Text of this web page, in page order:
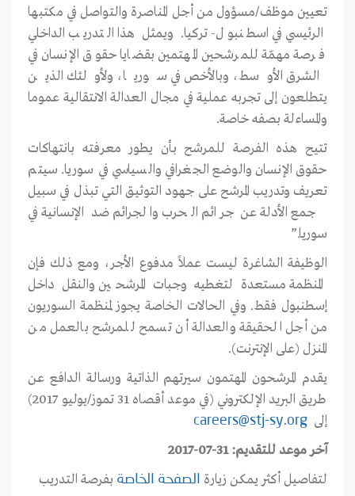
تعيين موظف/مسؤول من أجل المناصرة والتواصل في مكتبها
الرئيسي في اسطنبول- تركيا. ويمثل هذا التدريب الداخلي
فرصة مهمّة للمرشحين المهتمين بقضايا حقوق الإنسان في
الشرق الأوسط، وبالأخص في سوريا، ولأولئك الذين
يتطلعون إلى تجربه عملية في مجال العدالة الانتقالية عموما
والمساءلة بصفه خاصة.
تتيح هذه الفرصة للمرشح بأن يطور معرفته بانتهاكات
حقوق الإنسان والوضع الجغرافي والسياسي في سوريا. سيتم
تعريف وتدريب المرشح على جهود التوثيق التي تبذل في سبيل
جمع الأدلة عن جرائم الحرب والجرائم ضد الإنسانية في
سوريا.”
الوظيفة الشاغرة ليست عملاً مدفوع الأجر، ومع ذلك فإن
المنظمة مستعدة لتغطيه وجبات المرشحين والنقل داخل
إسطنبول فقط. وفي الحالات الخاصة يجوز لمنظمة السوريون
من أجل الحقيقة والعدالة أن تسمح للمرشح بالعمل من
المنزل (على الإنترنت).
يقدم المرشحون المهتمون سيرتهم الذاتية ورسالة الدافع عن
طريق البريد الإلكتروني (في موعد أقصاه 31 تموز/يوليو 2017)
إلى careers@stj-sy.org
آخر موعد للتقديم: 31-07-2017
لتفاصيل أكثر يمكن زيارة
الصفحة الخاصة بفرصة التدريب